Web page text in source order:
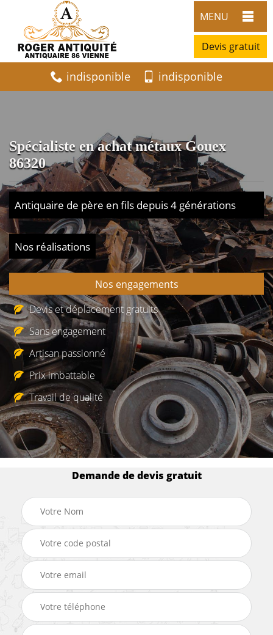
MENU
Devis gratuit
indisponible indisponible
Spécialiste en achat métaux Gouex
86320
Antiquaire de père en fils depuis 4 générations
Nos réalisations
Nos engagements
Devis et déplacement gratuits
Sans engagement
Artisan passionné
Prix imbattable
Travail de qualité
Demande de devis gratuit